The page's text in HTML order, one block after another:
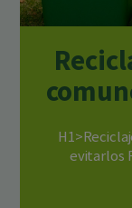
evitarlos